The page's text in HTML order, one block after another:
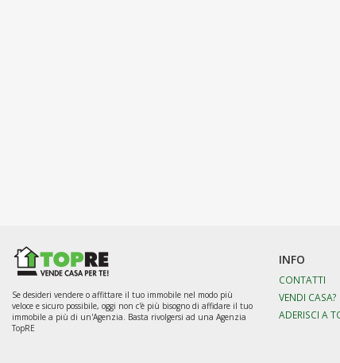
Se desideri vendere o affittare il tuo immobile nel modo più
veloce e sicuro possibile, oggi non c'è più bisogno di affidare il tuo
immobile a più di un'Agenzia. Basta rivolgersi ad una Agenzia
TopRE
INFO
CONTATTI
VENDI CASA?
ADERISCI A